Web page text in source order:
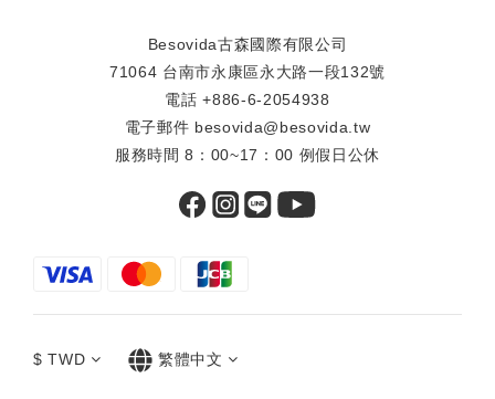
Besovida古森國際有限公司
71064 台南市永康區永大路一段132號
電話 +886-6-2054938
電子郵件 besovida@besovida.tw
服務時間 8：00~17：00 例假日公休
$ TWD 繁體中文